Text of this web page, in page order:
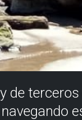
de